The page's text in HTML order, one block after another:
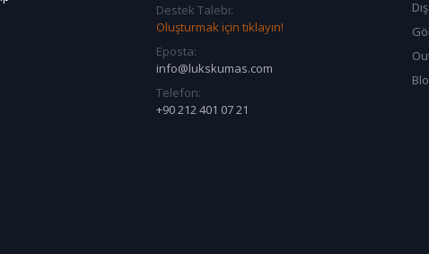
Destek Talebi:
Oluşturmak için tıklayın!
Eposta:
info@lukskumas.com
Telefon:
+90 212 401 07 21